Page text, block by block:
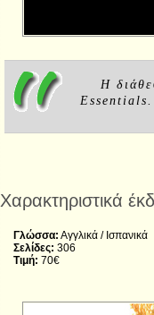
Η
Essentials.
Χαρακτηριστικά
Γλώσσα: Αγγλικά / Ισπανικά
Σελίδες: 306
Τιμή: 70€